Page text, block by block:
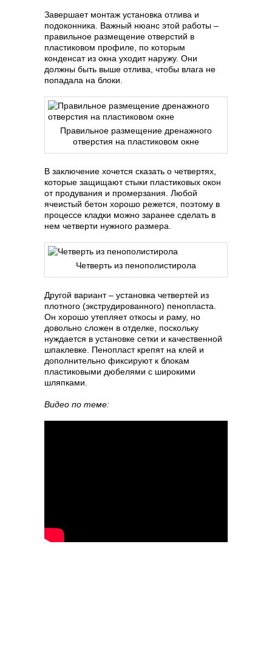
Завершает монтаж установка отлива и
подоконника. Важный нюанс этой работы –
правильное размещение отверстий в
пластиковом профиле, по которым
конденсат из окна уходит наружу. Они
должны быть выше отлива, чтобы влага не
попадала на блоки.
Правильное размещение дренажного
отверстия на пластиковом окне
В заключение хочется сказать о четвертях,
которые защищают стыки пластиковых окон
от продувания и промерзания. Любой
ячеистый бетон хорошо режется, поэтому в
процессе кладки можно заранее сделать в
нем четверти нужного размера.
Четверть из пенополистирола
Другой вариант – установка четвертей из
плотного (экструдированного) пенопласта.
Он хорошо утепляет откосы и раму, но
довольно сложен в отделке, поскольку
нуждается в установке сетки и качественной
шпаклевке. Пенопласт крепят на клей и
дополнительно фиксируют к блокам
пластиковыми дюбелями с широкими
шляпками.
Видео по теме: